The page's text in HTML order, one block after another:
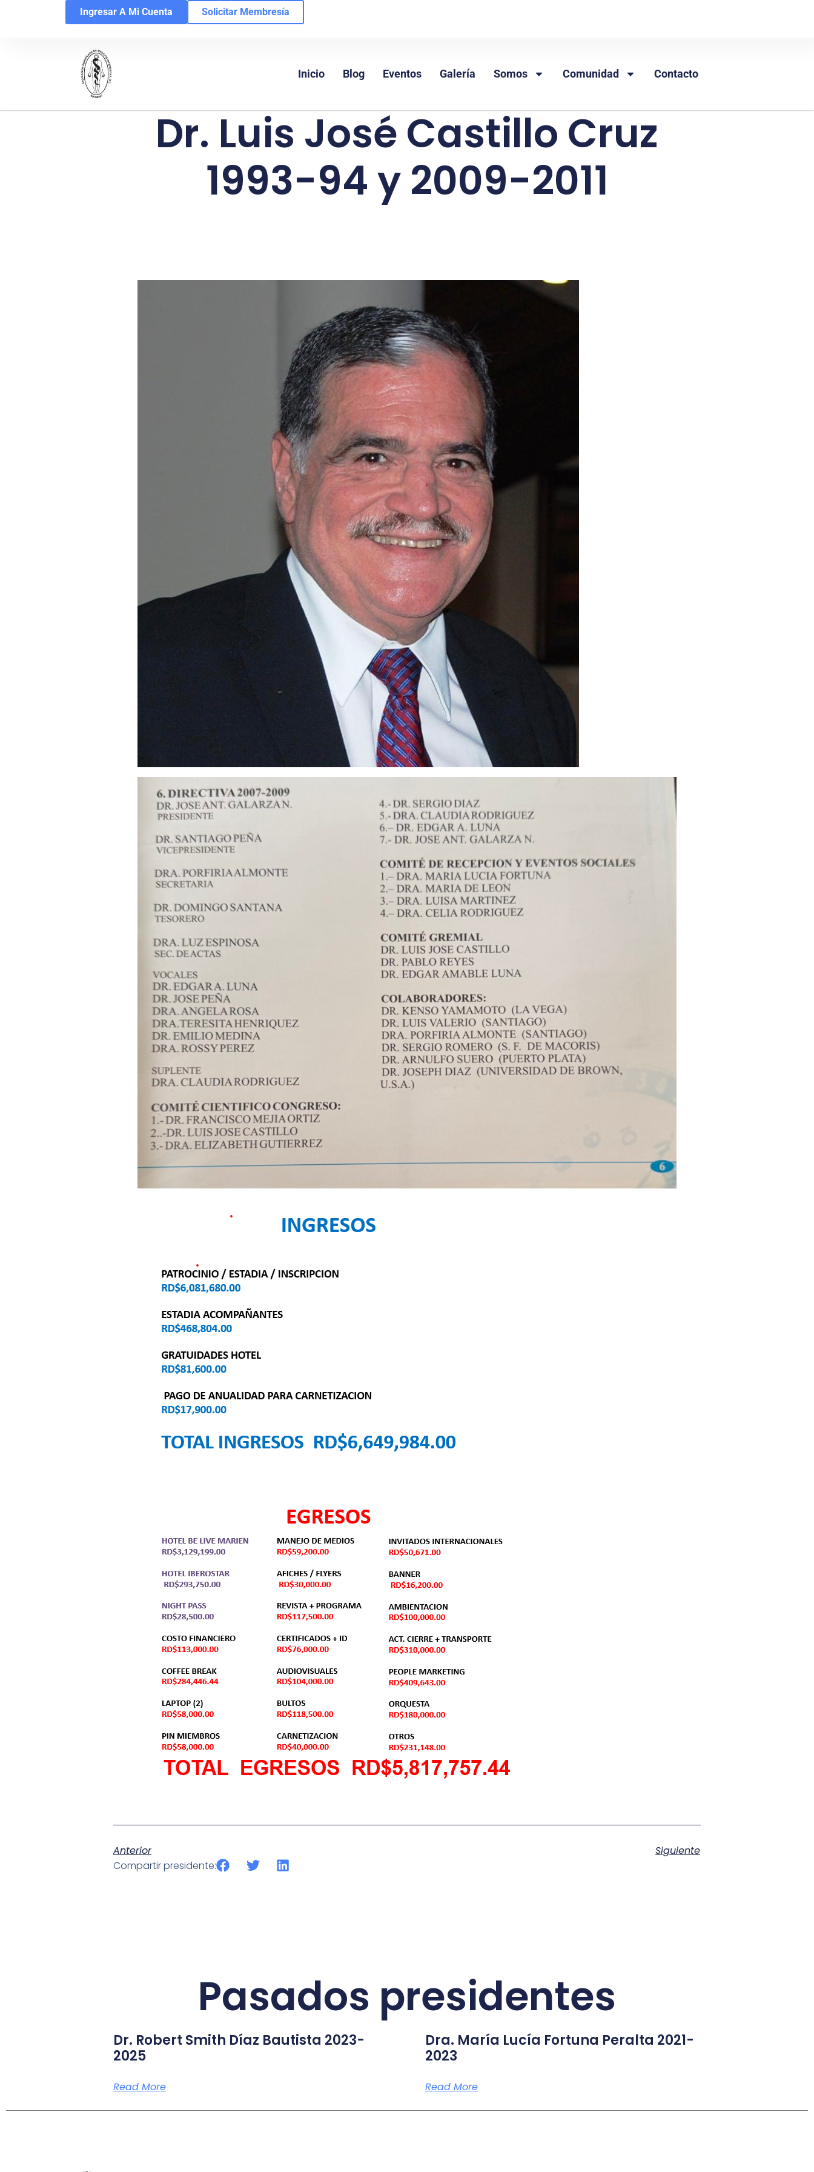
Ingresar A Mi Cuenta Solicitar Membresía
Inicio Blog Eventos Galería Somos Comunidad Contacto
Dr. Luis José Castillo Cruz
1993-94 y 2009-2011
Anterior
Siguiente
Compartir presidente:
Pasados presidentes
Dr. Robert Smith Díaz Bautista 2023-
2025
Read More
Dra. María Lucía Fortuna Peralta 2021-
2023
Read More